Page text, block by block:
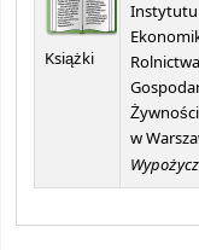
Książki
Instytutu
w